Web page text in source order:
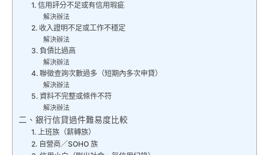
1. 信用評分不足或有信用瑕疵
解決辦法
2. 收入證明不足或工作不穩定
解決辦法
3. 負債比過高
解決辦法
4. 聯徵查詢次數過多（短期內多次申貸）
解決辦法
5. 資料不完整或條件不符
解決辦法
二、銀行信貸過件難易度比較
1. 上班族（薪轉族）
2. 自營商／SOHO 族